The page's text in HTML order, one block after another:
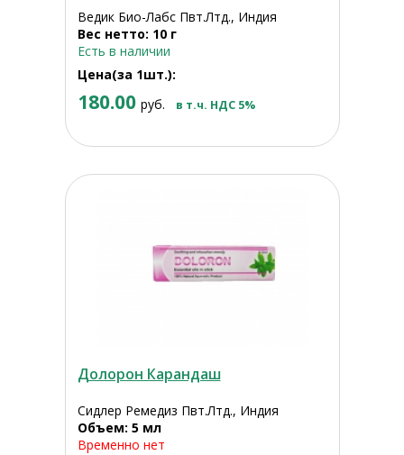
Ведик Био-Лабс Пвт.Лтд., Индия
Вес нетто: 10 г
Есть в наличии
Цена(за 1шт.):
180.00 руб. в т.ч. НДС 5%
Долорон Карандаш
Сидлер Ремедиз Пвт.Лтд., Индия
Объем: 5 мл
Временно нет